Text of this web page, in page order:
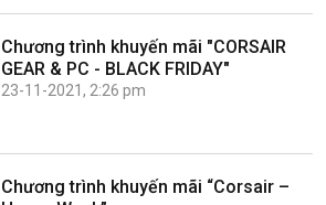
Chương trình khuyến mãi "CORSAIR
GEAR & PC - BLACK FRIDAY"
23-11-2021, 2:26 pm
Chương trình khuyến mãi “Corsair –